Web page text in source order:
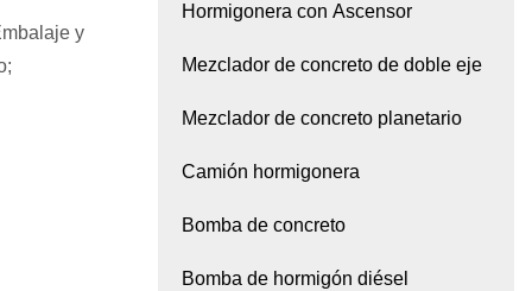
y
automática
Hormigonera con Ascensor
Mezclador de concreto de doble eje
Mezclador de concreto planetario
Camión hormigonera
Bomba de concreto
Bomba de hormigón diésel